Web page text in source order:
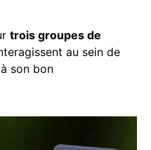
trois groupes de
au sein de
son bon